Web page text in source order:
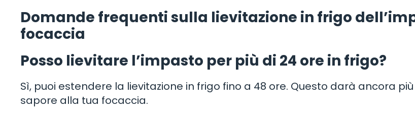
Domande frequenti sulla lievitazione in frigo
focaccia
Posso lievitare l’impasto per più di 24 ore in frigo?
Sì, puoi estendere la lievitazione in frigo fino a 48 ore. Questo darà ancora
sapore alla tua focaccia.